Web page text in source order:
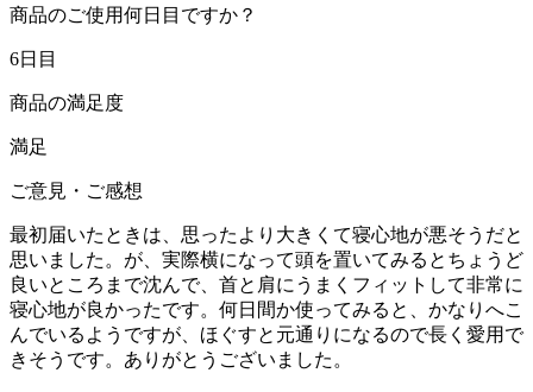
商品のご使用何日目ですか？
6日目
商品の満足度
満足
ご意見・ご感想
最初届いたときは、思ったより大きくて寝心地が悪そうだと
思いました。が、実際横になって頭を置いてみるとちょうど
良いところまで沈んで、首と肩にうまくフィットして非常に
寝心地が良かったです。何日間か使ってみると、かなりへこ
んでいるようですが、ほぐすと元通りになるので長く愛用で
きそうです。ありがとうございました。